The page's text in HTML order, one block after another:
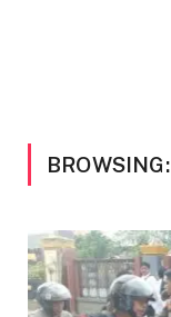
BROWSING: